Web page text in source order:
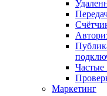
Частые
Маркетинг